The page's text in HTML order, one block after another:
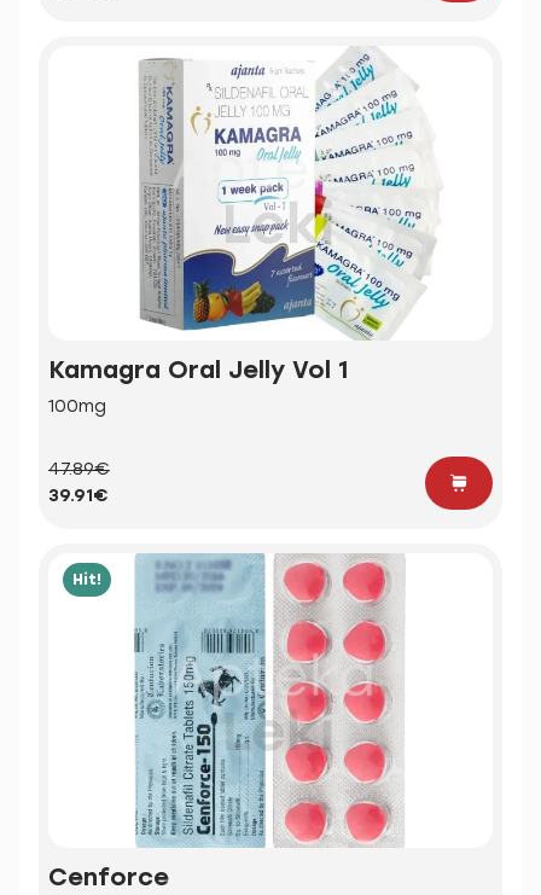
Kamagra Oral Jelly Vol 1
100mg
47.89€
39.91€
Hit!
Cenforce